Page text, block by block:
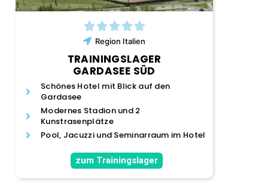
Region Italien
TRAININGSLAGER
GARDASEE SÜD
Schönes Hotel mit Blick auf den
Gardasee
Modernes Stadion und 2
Kunstrasenplätze
Pool, Jacuzzi und Seminarraum im Hotel
zum Trainingslager